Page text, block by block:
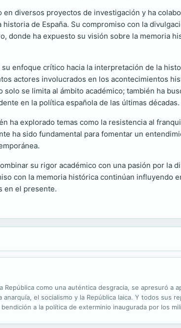
en diversos proyectos de investigación y ha
de España. Su compromiso con la
donde ha expuesto su visión sobre la memoria
enfoque crítico hacia la interpretación de la
actores involucrados en los acontecimientos
se limita al ámbito académico; también ha
en la política española de las últimas décadas.
ha explorado temas como la resistencia al
ha sido fundamental para fomentar un
su rigor académico con una pasión por la
con la memoria histórica continúan influyendo
en el presente.
República como una auténtica desgracia, se apresuró a
el socialismo y la República laica. Y todos sus
a la política de exterminio inaugurada por los